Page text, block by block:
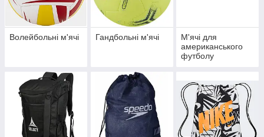
Волейбольні м'ячі Гандбольні м'ячі
М'ячі для
американського
футболу